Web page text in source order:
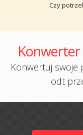
Czy
Konwertuj swoje
odt